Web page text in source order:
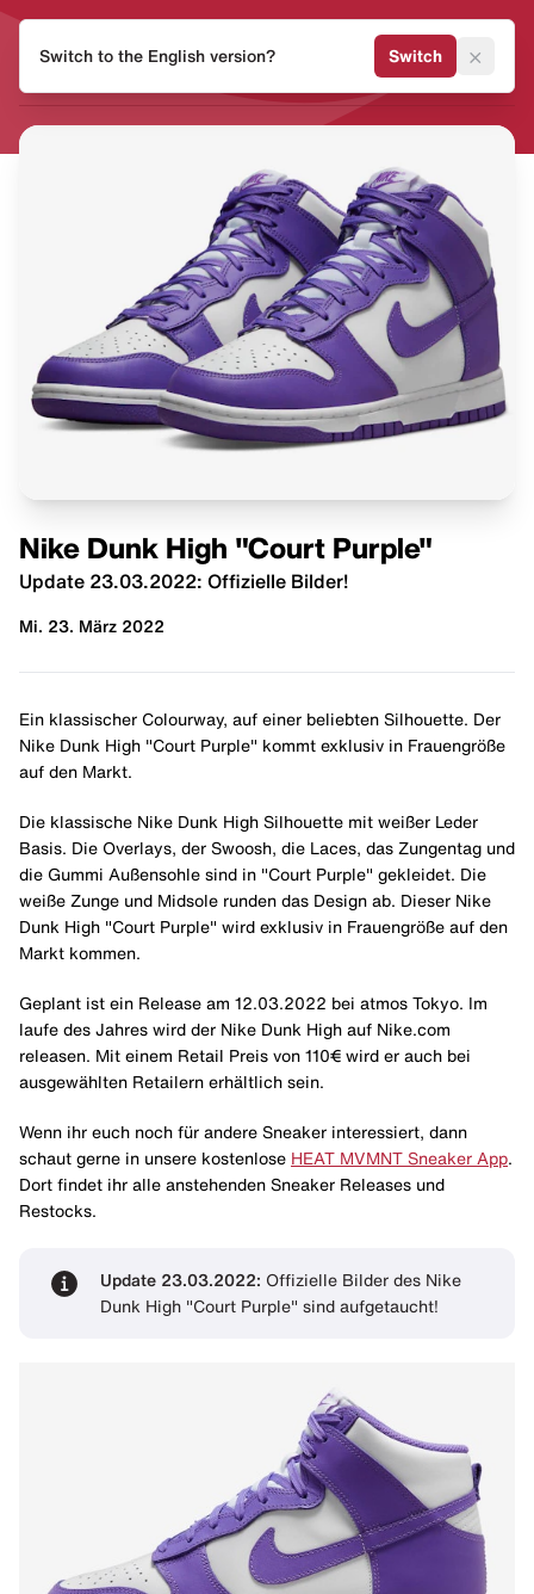
MVMNT
Nike Dunk High "Court Purple"
Update 23.03.2022: Offizielle Bilder!
Mi. 23. März 2022
Ein klassischer Colourway, auf einer beliebten Silhouette. Der
Nike Dunk High "Court Purple" kommt exklusiv in Frauengröße
auf den Markt.
Die klassische Nike Dunk High Silhouette mit weißer Leder
Basis. Die Overlays, der Swoosh, die Laces, das Zungentag und
die Gummi Außensohle sind in "Court Purple" gekleidet. Die
weiße Zunge und Midsole runden das Design ab. Dieser Nike
Dunk High "Court Purple" wird exklusiv in Frauengröße auf den
Markt kommen.
Geplant ist ein Release am 12.03.2022 bei atmos Tokyo. Im
laufe des Jahres wird der Nike Dunk High auf Nike.com
releasen. Mit einem Retail Preis von 110€ wird er auch bei
ausgewählten Retailern erhältlich sein.
Wenn ihr euch noch für andere Sneaker interessiert, dann
schaut gerne in unsere kostenlose HEAT MVMNT Sneaker App.
Dort findet ihr alle anstehenden Sneaker Releases und
Restocks.
Update 23.03.2022: Offizielle Bilder des Nike
Dunk High "Court Purple" sind aufgetaucht!
Switch to the English version? Switch ×